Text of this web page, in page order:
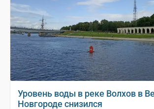
Уровень воды в реке Волхов в
Новгороде снизился